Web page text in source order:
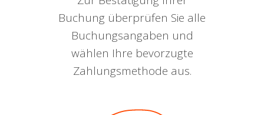
Buchung überprüfen Sie alle
Buchungsangaben und
wählen Ihre bevorzugte
Zahlungsmethode aus.